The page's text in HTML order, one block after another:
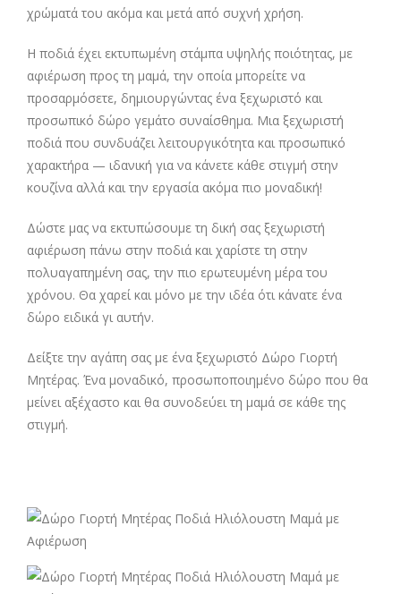
χρώματά του ακόμα και μετά από συχνή χρήση.
Η ποδιά έχει εκτυπωμένη στάμπα υψηλής ποιότητας, με
αφιέρωση προς τη μαμά, την οποία μπορείτε να
προσαρμόσετε, δημιουργώντας ένα ξεχωριστό και
προσωπικό δώρο γεμάτο συναίσθημα. Μια ξεχωριστή
ποδιά που συνδυάζει λειτουργικότητα και προσωπικό
χαρακτήρα — ιδανική για να κάνετε κάθε στιγμή στην
κουζίνα αλλά και την εργασία ακόμα πιο μοναδική!
Δώστε μας να εκτυπώσουμε τη δική σας ξεχωριστή
αφιέρωση πάνω στην ποδιά και χαρίστε τη στην
πολυαγαπημένη σας, την πιο ερωτευμένη μέρα του
χρόνου. Θα χαρεί και μόνο με την ιδέα ότι κάνατε ένα
δώρο ειδικά γι αυτήν.
Δείξτε την αγάπη σας με ένα ξεχωριστό Δώρο Γιορτή
Μητέρας. Ένα μοναδικό, προσωποποιημένο δώρο που θα
μείνει αξέχαστο και θα συνοδεύει τη μαμά σε κάθε της
στιγμή.